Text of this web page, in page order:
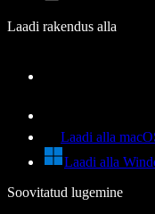
Laadi rakendus alla
Laadi alla
Laadi alla
Soovitatud lugemine